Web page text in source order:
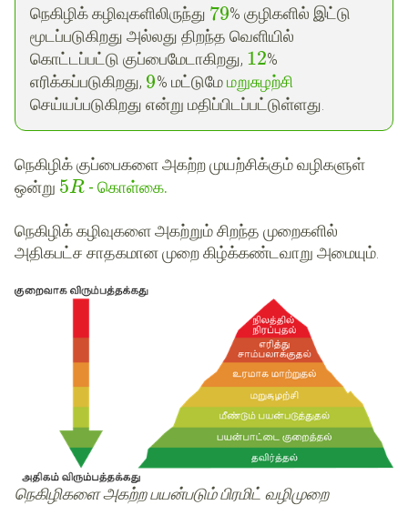
நெகிழிக் கழிவுகளிலிருந்து 79% குழிகளில் இட்டு
மூடப்படுகிறது அல்லது திறந்த வெளியில்
கொட்டப்பட்டு குப்பைமேடாகிறது, 12%
எரிக்கப்படுகிறது, 9% மட்டுமேமறுசுழற்சி
செய்யப்படுகிறது என்று மதிப்பிடப்பட்டுள்ளது.
நெகிழிக் குப்பைகளை அகற்ற முயற்சிக்கும் வழிகளுள்
ஒன்று 5R- கொள்கை.
நெகிழிக் கழிவுகளை அகற்றும் சிறந்த முறைகளில்
அதிகபட்ச சாதகமான முறை கிழ்க்கண்டவாறு அமையும்.
நெகிழிகளை அகற்ற பயன்படும் பிரமிட் வழிமுறை